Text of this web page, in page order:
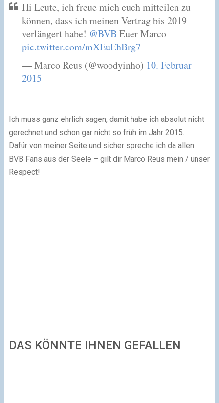
Hi Leute, ich freue mich euch mitteilen zu
können, dass ich meinen Vertrag bis 2019
verlängert habe! @BVB Euer Marco
pic.twitter.com/mXEuEhBrg7
— Marco Reus (@woodyinho) 10. Februar
2015
Ich muss ganz ehrlich sagen, damit habe ich absolut nicht
gerechnet und schon gar nicht so früh im Jahr 2015.
Dafür von meiner Seite und sicher spreche ich da allen
BVB Fans aus der Seele – gilt dir Marco Reus mein / unser
Respect!
DAS KÖNNTE IHNEN GEFALLEN